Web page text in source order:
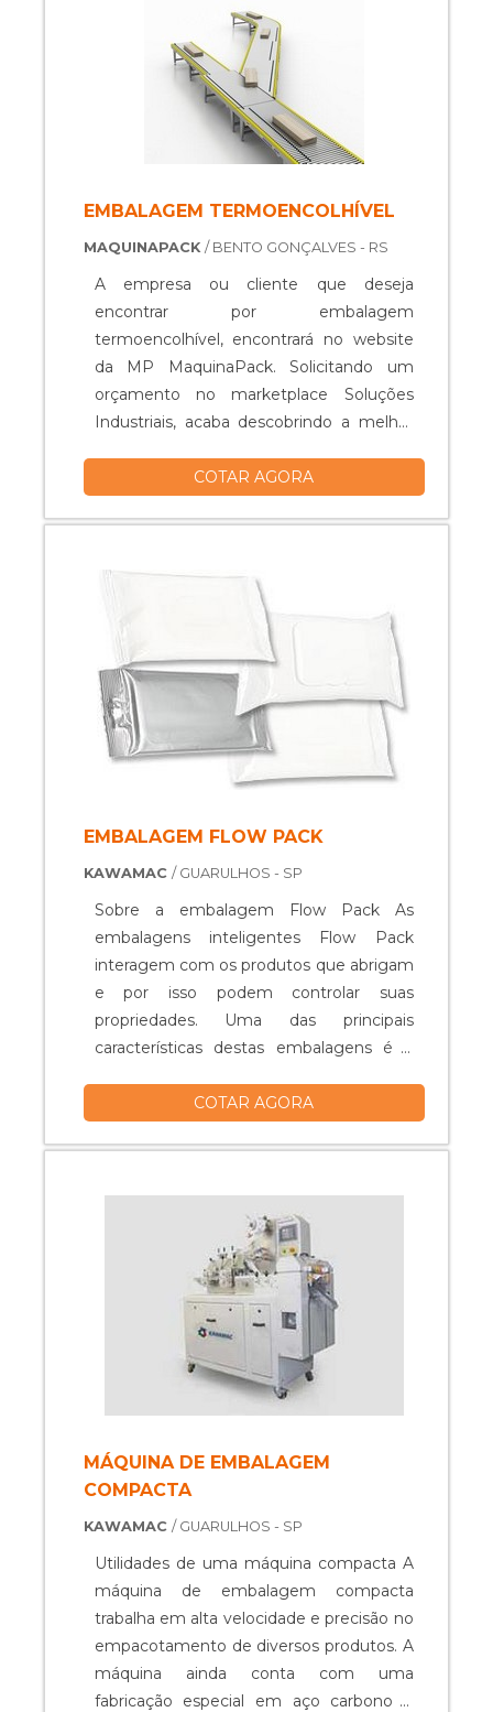
EMBALAGEM TERMOENCOLHÍVEL
MAQUINAPACK / BENTO GONÇALVES - RS
A empresa ou cliente que deseja
encontrar por embalagem
termoencolhível, encontrará no website
da MP MaquinaPack. Solicitando um
orçamento no marketplace Soluções
Industriais, acaba descobrindo a melhor
MP MaquinaPack encontra-se precisão
SOBRE O FUNCIONAMENTO DA
esforços em produzir uma estrutura aos
clientes com escritório de alta q...
COTAR AGORA
EMBALAGEM FLOW PACK
KAWAMAC / GUARULHOS - SP
Sobre a embalagem Flow Pack As
embalagens inteligentes Flow Pack
interagem com os produtos que abrigam
e por isso podem controlar suas
propriedades. Uma das principais
características destas embalagens é a
vida útil dos alimentos. Embaladora de
processa produtos sólidos e individuais,
unidades por minuto. É extremamente
COTAR AGORA
MÁQUINA DE EMBALAGEM
COMPACTA
KAWAMAC / GUARULHOS - SP
Utilidades de uma máquina compacta A
máquina de embalagem compacta
trabalha em alta velocidade e precisão no
empacotamento de diversos produtos. A
máquina ainda conta com uma
fabricação especial em aço carbono e